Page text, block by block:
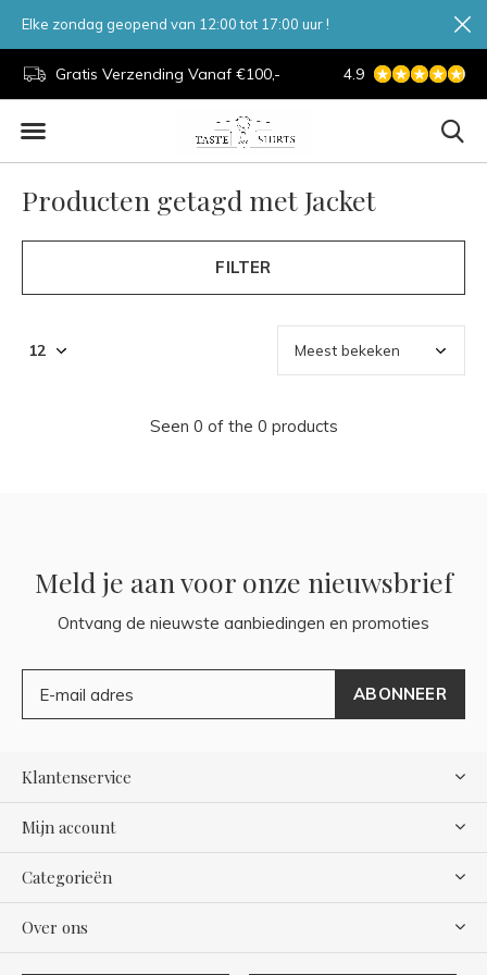
Gratis Verzending Vanaf €100,- 7 Dagen Per
4.9
Elke zondag geopend van 12:00 tot 17:00 uur !
Producten getagd met Jacket
FILTER
Seen 0 of the 0 products
Meld je aan voor onze nieuwsbrief
Ontvang de nieuwste aanbiedingen en promoties
ABONNEER
Klantenservice
Mijn account
Categorieën
Over ons